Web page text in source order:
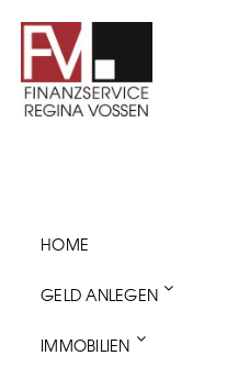
content
HOME
GELD ANLEGEN
IMMOBILIEN